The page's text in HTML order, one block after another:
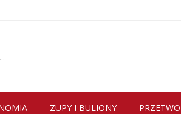
ZUPY I BULIONY